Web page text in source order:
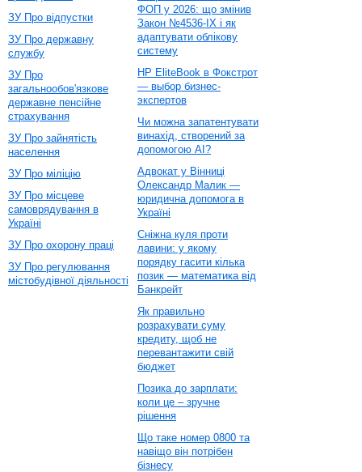
ЗУ Про відпустки
ЗУ Про державну
службу
ЗУ Про
загальнообов'язкове
державне пенсійне
страхування
ЗУ Про зайнятість
населення
ЗУ Про міліцію
ЗУ Про місцеве
самоврядування в
Україні
ЗУ Про охорону праці
ЗУ Про регулювання
містобудівної діяльності
ФОП у 2026: що змінив
Закон №4536-IX і як
адаптувати облікову
систему
HP EliteBook в Фокстрот
— выбор бизнес-
экспертов
Чи можна запатентувати
винахід, створений за
допомогою AI?
Адвокат у Вінниці
Олександр Малик —
юридична допомога в
Україні
Сніжна куля проти
лавини: у якому
порядку гасити кілька
позик — математика від
Банкрейт
Як правильно
розрахувати суму
кредиту, щоб не
перевантажити свій
бюджет
Позика до зарплати:
коли це – зручне
рішення
Що таке номер 0800 та
навіщо він потрібен
бізнесу